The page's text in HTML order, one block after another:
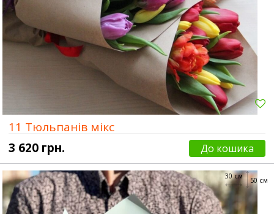
11 Тюльпанів мікс
3 620 грн.
До кошика
50 см
30 см